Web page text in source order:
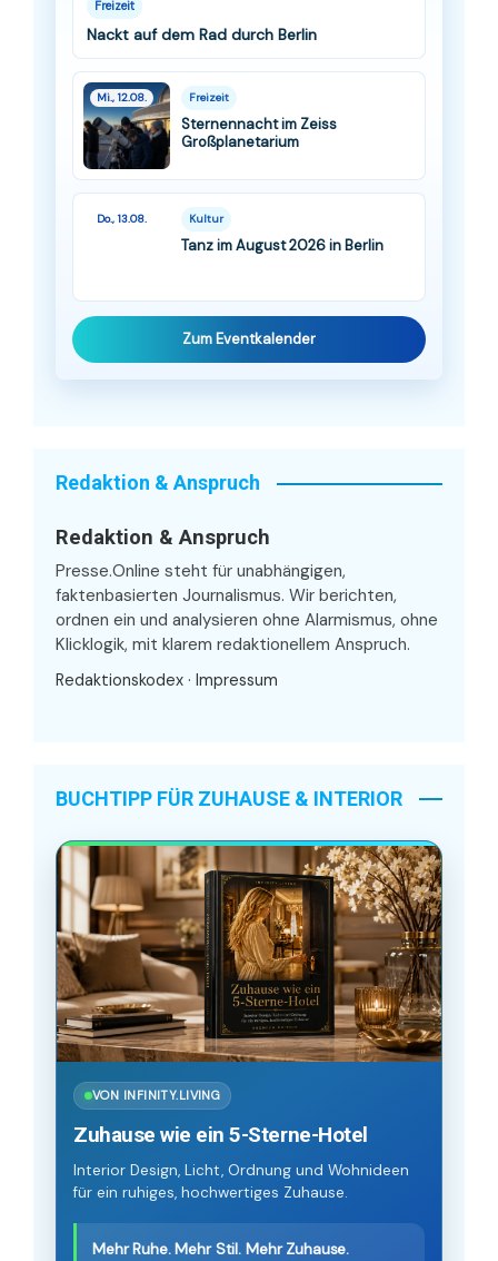
Freizeit
Nackt auf dem Rad durch Berlin
Mi., 12.08. Freizeit
Sternennacht im Zeiss
Großplanetarium
Do., 13.08. Kultur
Tanz im August 2026 in Berlin
Zum Eventkalender
Redaktion & Anspruch
Redaktion & Anspruch
Presse.Online steht für unabhängigen,
faktenbasierten Journalismus. Wir berichten,
ordnen ein und analysieren ohne Alarmismus, ohne
Klicklogik, mit klarem redaktionellem Anspruch.
Redaktionskodex · Impressum
BUCHTIPP FÜR ZUHAUSE & INTERIOR
VON INFINITY.LIVING
Zuhause wie ein 5-Sterne-Hotel
Interior Design, Licht, Ordnung und Wohnideen
für ein ruhiges, hochwertiges Zuhause.
Mehr Ruhe. Mehr Stil. Mehr Zuhause.